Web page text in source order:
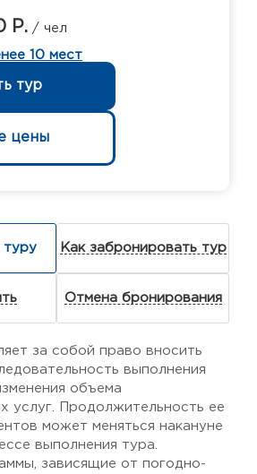
Р. / чел
10 мест
тур
цены
туру Как забронировать тур
Отмена бронирования
за собой право вносить
выполнения
объема
услуг. Продолжительность ее
может меняться накануне
выполнения тура.
зависящие от погодно-